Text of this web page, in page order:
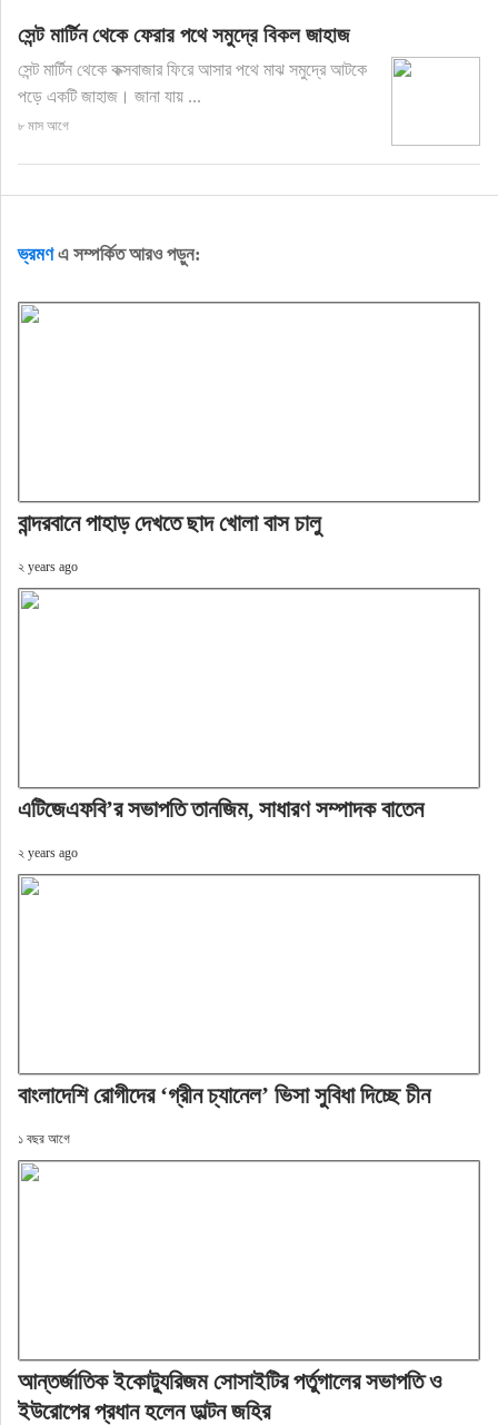
সেন্ট মার্টিন থেকে ফেরার পথে সমুদ্রে বিকল জাহাজ
সেন্ট মার্টিন থেকে কক্সবাজার ফিরে আসার পথে মাঝ সমুদ্রে আটকে
পড়ে একটি জাহাজ। জানা যায় ...
৮ মাস আগে
ভ্রমণএ সম্পর্কিত আরও পড়ুন:
বান্দরবানে পাহাড় দেখতে ছাদ খোলা বাস চালু
২ years ago
এটিজেএফবি’র সভাপতি তানজিম, সাধারণ সম্পাদক বাতেন
২ years ago
বাংলাদেশি রোগীদের ‘গ্রীন চ্যানেল’ ভিসা সুবিধা দিচ্ছে চীন
১ বছর আগে
আন্তর্জাতিক ইকোট্যুরিজম সোসাইটির পর্তুগালের সভাপতি ও
ইউরোপের প্রধান হলেন ডাল্টন জহির